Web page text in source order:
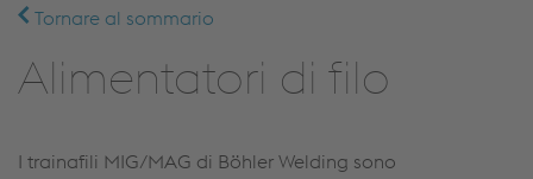
Tornare al sommario
Alimentatori di filo
I trainafili MIG/MAG di Böhler Welding sono